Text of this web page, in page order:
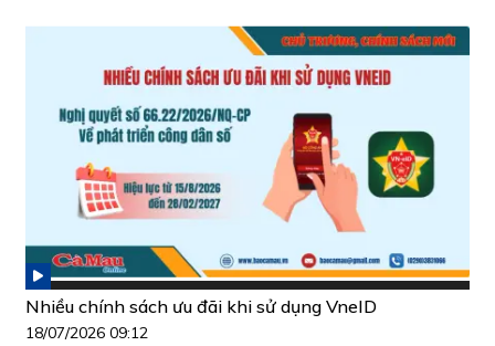
Nhiều chính sách ưu đãi khi sử dụng VneID
18/07/2026 09:12